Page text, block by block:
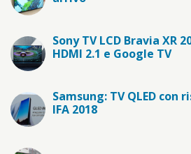
Sony TV LCD Bravia XR
HDMI 2.1 e Google TV
Samsung: TV QLED con
IFA 2018